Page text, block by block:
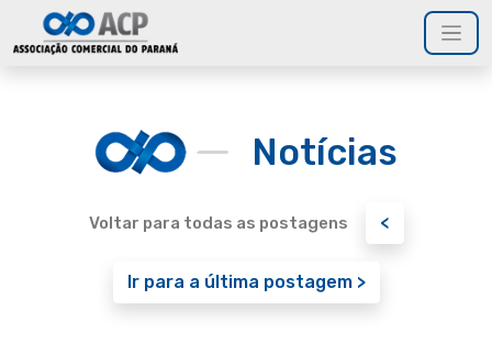
Notícias
Voltar para todas as postagens <
Ir para a última postagem >